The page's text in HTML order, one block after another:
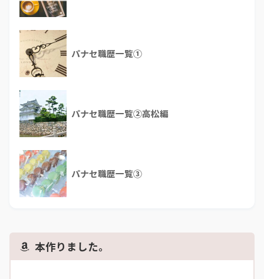
パナセ職歴一覧①
パナセ職歴一覧②高松編
パナセ職歴一覧③
本作りました。